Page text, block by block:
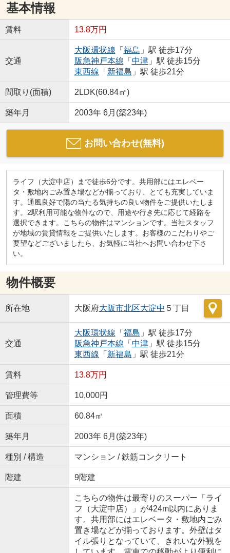
基本情報
賃料 13.8万円
交通
大阪環状線 「 福島 」駅 徒歩17分
阪急神戸本線 「 中津」駅 徒歩15分
東西線 「 新福島 」駅 徒歩21分
間取り(面積) 2LDK(60.84㎡)
築年月 2003年 6月(築23年)
お問い合わせ(無料)
ライフ（大淀中店）まで徒歩6分です。共用部にはエレベー
タ・敷地内ごみ置き場などが揃っており、とても充実していま
す。通風良好で陽の当たる気持ちの良い物件をご提供いたしま
す。2駅利用可能な物件なので、用途や行き先に応じて経路を
選択できます。こちらの物件はマンションです。当社スタッフ
が地域の賃貸情報をご提供いたします。お客様のこだわりやご
要望などございましたら、お気軽に当社へお問い合わせ下さ
い。
物件概要
所在地 大阪府大阪市北区大淀中 ５丁目
交通
大阪環状線 「 福島 」駅 徒歩17分
阪急神戸本線 「 中津」駅 徒歩15分
東西線 「 新福島 」駅 徒歩21分
賃料 13.8万円
管理費等 10,000円
面積 60.84㎡
築年月 2003年 6月(築23年)
種別 / 構造 マンション / 鉄筋コンクリート
階建 9階建
こちらの物件は最寄りのスーパー「ライ
フ（大淀中店）」が424m以内にありま
す。共用部にはエレベータ・敷地内ごみ
置き場などが揃っております。外壁はタ
イル張りとなっていて、きれいな外観を